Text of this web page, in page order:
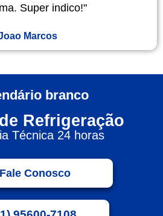
Super indico!"
Marcos
Refrigeração
Técnica 24 horas
Fale Conosco